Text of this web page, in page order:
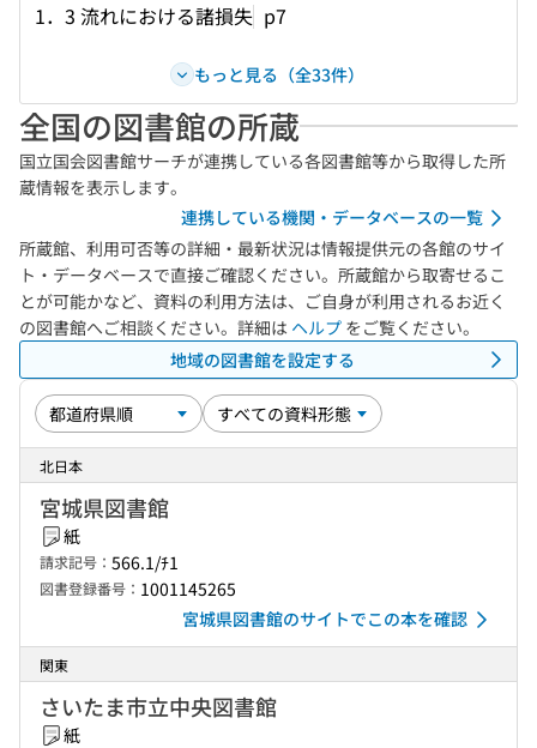
1．3 流れにおける諸損失 p7
もっと見る（全33件）
全国の図書館の所蔵
国立国会図書館サーチが連携している各図書館等から取得した所
蔵情報を表示します。
連携している機関・データベースの一覧
所蔵館、利用可否等の詳細・最新状況は情報提供元の各館のサイ
ト・データベースで直接ご確認ください。所蔵館から取寄せるこ
とが可能かなど、資料の利用方法は、ご自身が利用されるお近く
の図書館へご相談ください。詳細は ヘルプ をご覧ください。
地域の図書館を設定する
北日本
宮城県図書館
紙
請求記号： 566.1/ﾁ1
図書登録番号： 1001145265
宮城県図書館のサイトでこの本を確認
関東
さいたま市立中央図書館
紙